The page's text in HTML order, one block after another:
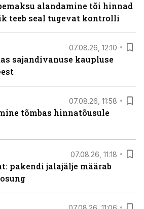
alandamine tõi hinnad
teeb seal tugevat kontrolli
07.08.26, 12:10
sajandivanuse kaupluse
07.08.26, 11:58
tõmbas hinnatõusule
07.08.26, 11:18
pakendi jalajälje määrab